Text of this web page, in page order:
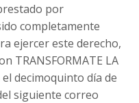
por
completamente
ejercer este derecho,
TRANSFORMATE LA
decimoquinto día de
siguiente correo